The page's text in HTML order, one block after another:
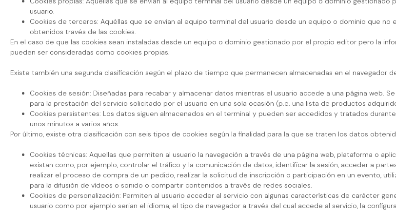
usuario.
Cookies de terceros: Aquéllas que se envían al equipo terminal del usuario desde un equipo o dominio que
obtenidos través de las cookies.
En el caso de que las cookies sean instaladas desde un equipo o dominio gestionado por el propio editor pero la
pueden ser consideradas como cookies propias.
Existe también una segunda clasificación según el plazo de tiempo que permanecen almacenadas en el navegador
Cookies de sesión: Diseñadas para recabar y almacenar datos mientras el usuario accede a una página web.
para la prestación del servicio solicitado por el usuario en una sola ocasión (p.e. una lista de productos
Cookies persistentes: Los datos siguen almacenados en el terminal y pueden ser accedidos y tratados
unos minutos a varios años.
Por último, existe otra clasificación con seis tipos de cookies según la finalidad para la que se traten los datos
Cookies técnicas: Aquellas que permiten al usuario la navegación a través de una página web, plataforma o
existan como, por ejemplo, controlar el tráfico y la comunicación de datos, identificar la sesión, acceder a
realizar el proceso de compra de un pedido, realizar la solicitud de inscripción o participación en un evento,
para la difusión de vídeos o sonido o compartir contenidos a través de redes sociales.
Cookies de personalización: Permiten al usuario acceder al servicio con algunas características de carácter
usuario como por ejemplo serian el idioma, el tipo de navegador a través del cual accede al servicio, la